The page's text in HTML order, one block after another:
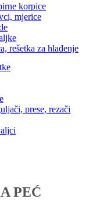
korpice
mjerice
rešetka za hlađenje
prese, rezači
PEĆ